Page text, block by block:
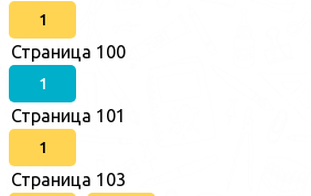
1
Страница 100
1
Страница 101
1
Страница 103